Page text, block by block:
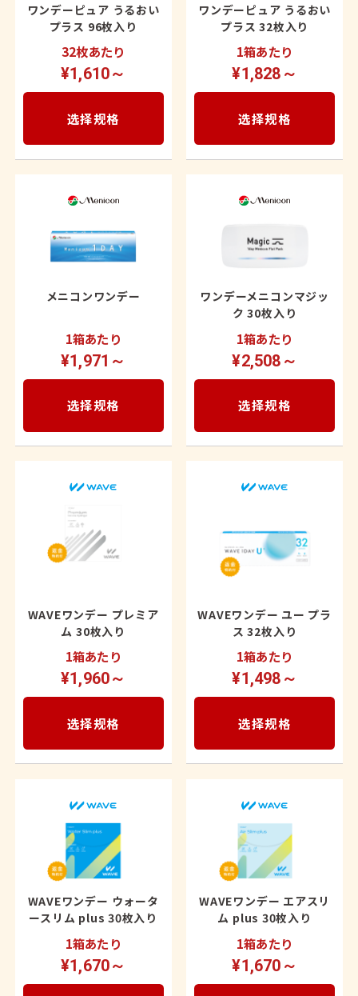
ワンデーピュア うるおい
プラス 96枚入り
32枚あたり
¥1,610～
选择规格
ワンデーピュア うるおい
プラス 32枚入り
1箱あたり
¥1,828～
选择规格
メニコンワンデー
1箱あたり
¥1,971～
选择规格
ワンデーメニコンマジッ
ク 30枚入り
1箱あたり
¥2,508～
选择规格
WAVEワンデー プレミア
ム 30枚入り
1箱あたり
¥1,960～
选择规格
WAVEワンデー ユー プラ
ス 32枚入り
1箱あたり
¥1,498～
选择规格
WAVEワンデー ウォータ
ースリム plus 30枚入り
1箱あたり
¥1,670～
WAVEワンデー エアスリ
ム plus 30枚入り
1箱あたり
¥1,670～